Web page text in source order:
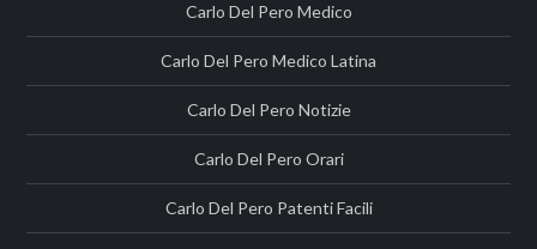
Carlo Del Pero Medico
Carlo Del Pero Medico Latina
Carlo Del Pero Notizie
Carlo Del Pero Orari
Carlo Del Pero Patenti Facili